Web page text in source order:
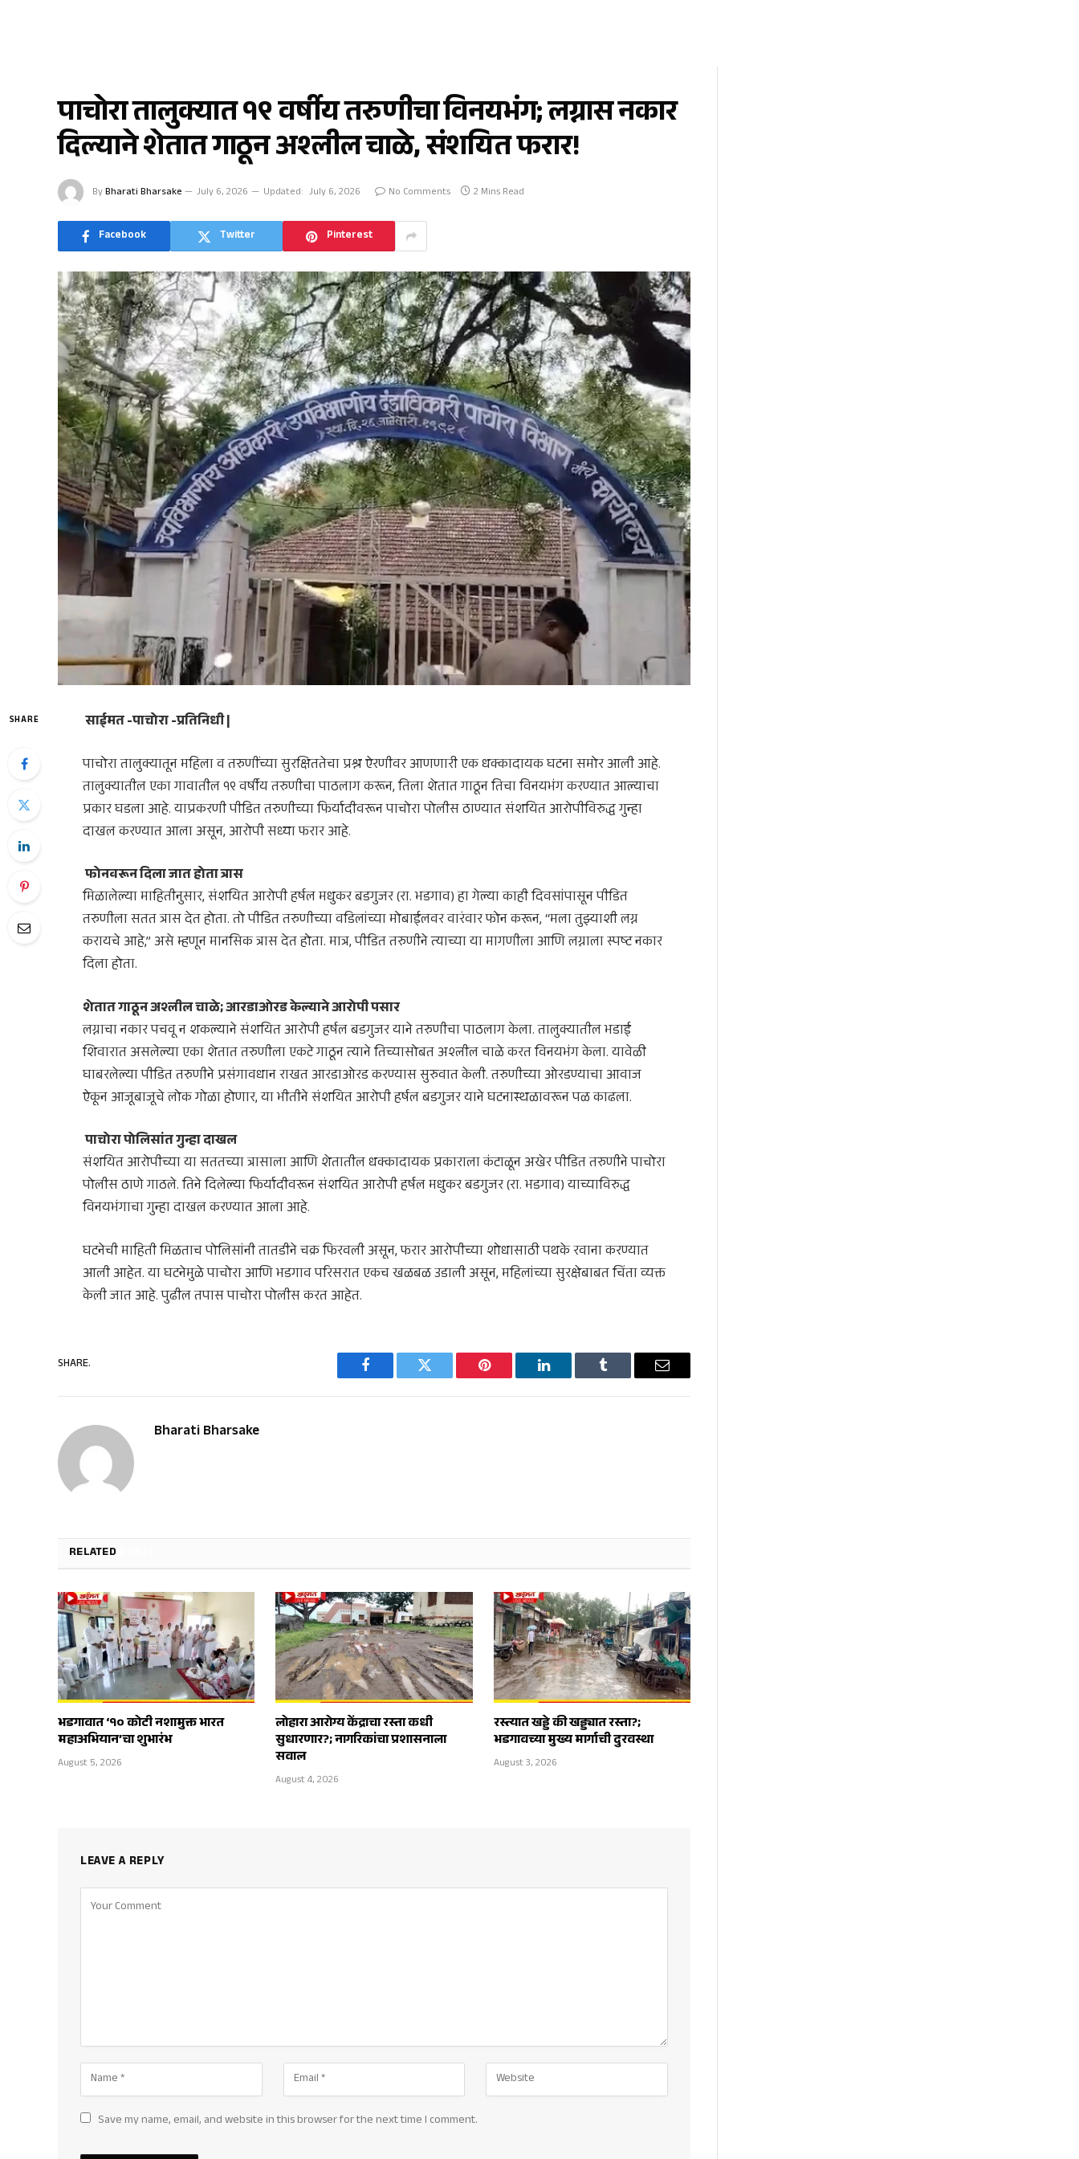
पाचोरा तालुक्यात १९ वर्षीय तरुणीचा विनयभंग; लग्नास नकार
दिल्याने शेतात गाठून अश्लील चाळे, संशयित फरार!
ByBharati Bharsake July 6, 2026 Updated: July 6, 2026 No Comments 2 Mins Read
Facebook Twitter Pinterest
SHARE
साईमत -पाचोरा -प्रतिनिधी |
पाचोरा तालुक्यातून महिला व तरुणींच्या सुरक्षिततेचा प्रश्न ऐरणीवर आणणारी एक धक्कादायक घटना समोर आली आहे.
तालुक्यातील एका गावातील १९ वर्षीय तरुणीचा पाठलाग करून, तिला शेतात गाठून तिचा विनयभंग करण्यात आल्याचा
प्रकार घडला आहे. याप्रकरणी पीडित तरुणीच्या फिर्यादीवरून पाचोरा पोलीस ठाण्यात संशयित आरोपीविरुद्ध गुन्हा
दाखल करण्यात आला असून, आरोपी सध्या फरार आहे.
​ फोनवरून दिला जात होता त्रास
​मिळालेल्या माहितीनुसार, संशयित आरोपी हर्षल मधुकर बडगुजर (रा. भडगाव) हा गेल्या काही दिवसांपासून पीडित
तरुणीला सतत त्रास देत होता. तो पीडित तरुणीच्या वडिलांच्या मोबाईलवर वारंवार फोन करून, “मला तुझ्याशी लग्न
करायचे आहे,” असे म्हणून मानसिक त्रास देत होता. मात्र, पीडित तरुणीने त्याच्या या मागणीला आणि लग्नाला स्पष्ट नकार
दिला होता.
शेतात गाठून अश्लील चाळे; आरडाओरड केल्याने आरोपी पसार
​लग्नाचा नकार पचवू न शकल्याने संशयित आरोपी हर्षल बडगुजर याने तरुणीचा पाठलाग केला. तालुक्यातील भडाई
शिवारात असलेल्या एका शेतात तरुणीला एकटे गाठून त्याने तिच्यासोबत अश्लील चाळे करत विनयभंग केला. यावेळी
घाबरलेल्या पीडित तरुणीने प्रसंगावधान राखत आरडाओरड करण्यास सुरुवात केली. तरुणीच्या ओरडण्याचा आवाज
ऐकून आजूबाजूचे लोक गोळा होणार, या भीतीने संशयित आरोपी हर्षल बडगुजर याने घटनास्थळावरून पळ काढला.
पाचोरा पोलिसांत गुन्हा दाखल
​संशयित आरोपीच्या या सततच्या त्रासाला आणि शेतातील धक्कादायक प्रकाराला कंटाळून अखेर पीडित तरुणीने पाचोरा
पोलीस ठाणे गाठले. तिने दिलेल्या फिर्यादीवरून संशयित आरोपी हर्षल मधुकर बडगुजर (रा. भडगाव) याच्याविरुद्ध
विनयभंगाचा गुन्हा दाखल करण्यात आला आहे.
​घटनेची माहिती मिळताच पोलिसांनी तातडीने चक्र फिरवली असून, फरार आरोपीच्या शोधासाठी पथके रवाना करण्यात
आली आहेत. या घटनेमुळे पाचोरा आणि भडगाव परिसरात एकच खळबळ उडाली असून, महिलांच्या सुरक्षेबाबत चिंता व्यक्त
केली जात आहे. पुढील तपास पाचोरा पोलीस करत आहेत.
SHARE.
Facebook Twitter Pinterest LinkedIn Tumblr Email
Bharati Bharsake
RELATED
भडगावात ‘१० कोटी नशामुक्त भारत
महाअभियान’चा शुभारंभ
August 5, 2026
लोहारा आरोग्य केंद्राचा रस्ता कधी
सुधारणार?; नागरिकांचा प्रशासनाला
सवाल
August 4, 2026
रस्त्यात खड्डे की खड्ड्यात रस्ता?;
भडगावच्या मुख्य मार्गाची दुरवस्था
August 3, 2026
LEAVE A REPLY
Save my name, email, and website in this browser for the next time I comment.